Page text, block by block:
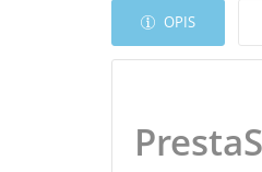
OPIS